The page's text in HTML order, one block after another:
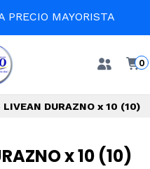
PRECIO MAYORISTA
0
LIVEAN DURAZNO x 10 (10)
x 10 (10)